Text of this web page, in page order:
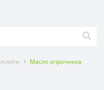
Масло огірочника